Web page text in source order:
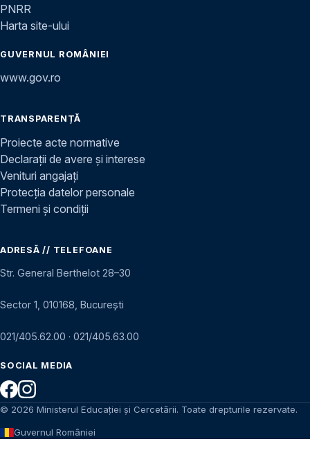
PNRR
Harta site-ului
GUVERNUL ROMÂNIEI
www.gov.ro
TRANSPARENȚĂ
Proiecte acte normative
Declarații de avere și interese
Venituri angajați
Protecția datelor personale
Termeni și condiții
ADRESĂ // TELEFOANE
Str. General Berthelot 28–30
Sector 1, 010168, București
021/405.62.00 · 021/405.63.00
SOCIAL MEDIA
© 2026 Ministerul Educației și Cercetării. Toate drepturile rezervate.
Guvernul României